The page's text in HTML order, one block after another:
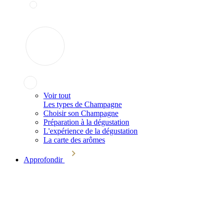
Voir tout
Les types de Champagne
Choisir son Champagne
Préparation à la dégustation
L'expérience de la dégustation
La carte des arômes
Approfondir